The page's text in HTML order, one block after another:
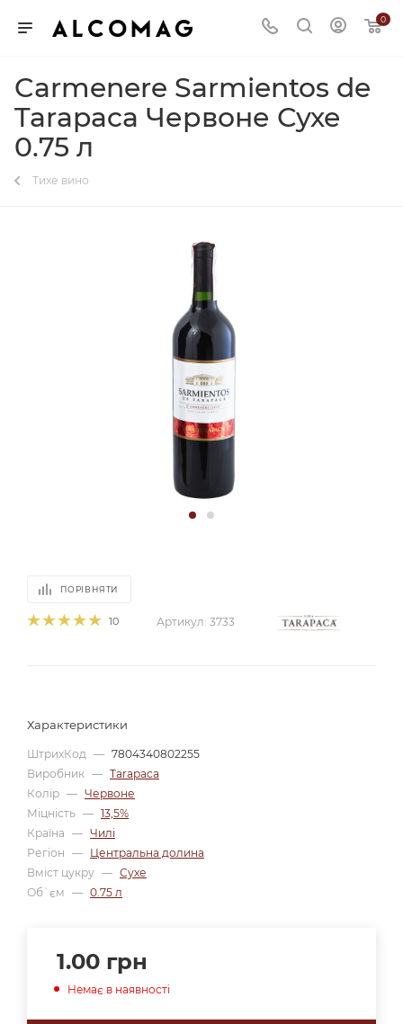
0
Carmenere Sarmientos de
Tarapaca Червоне Сухе
0.75 л
Тихе вино
ПОРІВНЯТИ
10 Артикул: 3733
Характеристики
ШтрихКод — 7804340802255
Виробник — Tarapaca
Колір — Червоне
Міцність — 13,5%
Країна — Чилі
Регіон — Центральна долина
Вміст цукру — Сухе
Об`єм — 0.75 л
1.00 грн
Немає в наявності